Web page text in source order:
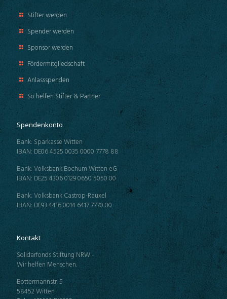
Stifter werden
Spender werden
Sponsor werden
Fördermitgliedschaft
Anlassspenden
So helfen Stifter & Partner
Spendenkonto
Bank: Sparkasse Witten
IBAN: DE06 4525 0035 0000 7778 88
Bank: Volksbank Bochum Witten eG
IBAN: DE25 4306 0129 0650 5050 00
Bank: Volksbank Castrop-Rauxel
IBAN: DE93 4416 0014 6417 7770 00
Kontakt
Solidarfonds Stiftung NRW -
Wir helfen Menschen.
Bottermannstr. 5
58452 Witten